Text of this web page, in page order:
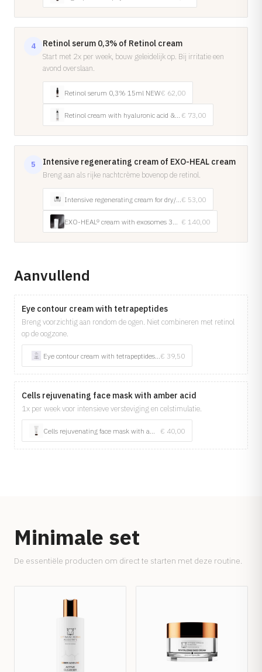
4 Retinol serum 0,3% of Retinol cream
Start met 2x per week, bouw geleidelijk op. Bij irritatie een
avond overslaan.
Retinol serum 0,3% 15ml NEW€ 62,00
€ 73,00
5 Intensive regenerating cream of EXO-HEAL cream
Breng aan als rijke nachtcrème bovenop de retinol.
€ 53,00
€ 140,00
Aanvullend
Eye contour cream with tetrapeptides
Breng voorzichtig aan rondom de ogen. Niet combineren met retinol
op de oogzone.
€ 39,50
Cells rejuvenating face mask with amber acid
1x per week voor intensieve versteviging en celstimulatie.
€ 40,00
Minimale set
De essentiële producten om direct te starten met deze routine.